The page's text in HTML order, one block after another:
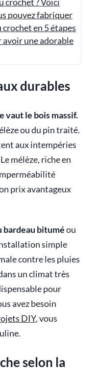
crochet ? Voici
pouvez fabriquer
en 5 étapes
avoir une adorable
durables
vaut le bois massif.
ou du pin traité.
aux intempéries
mélèze, riche en
prix avantageux
bardeau bituméou
simple
contre les pluies
un climat très
pour
avez besoin
DIY, vous
selon la